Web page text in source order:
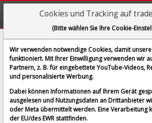
Verint
[WKN 541561 | ISIN
18,150 € 3,13 %
Echtzeit-Aktienkurs vom 26.11.2025 um
Lang & Schwarz
Cookies und Tracking auf
(Bitte wählen Sie Ihre Cookie-
Wir verwenden notwendige Cookies, damit
funktioniert. Mit Ihrer Einwilligung verwenden wir
Partnern, z. B. für eingebettete YouTube-Videos,
und personalisierte Werbung.
Dabei können Informationen auf Ihrem Gerät
ausgelesen und Nutzungsdaten an Drittanbieter
oder Meta übermittelt werden. Eine Verarbeitung
der EU/des EWR stattfinden.